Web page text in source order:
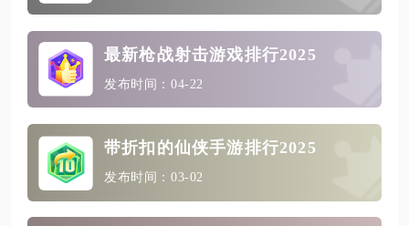
最新枪战射击游戏排行2025
发布时间：04-22
带折扣的仙侠手游排行2025
发布时间：03-02